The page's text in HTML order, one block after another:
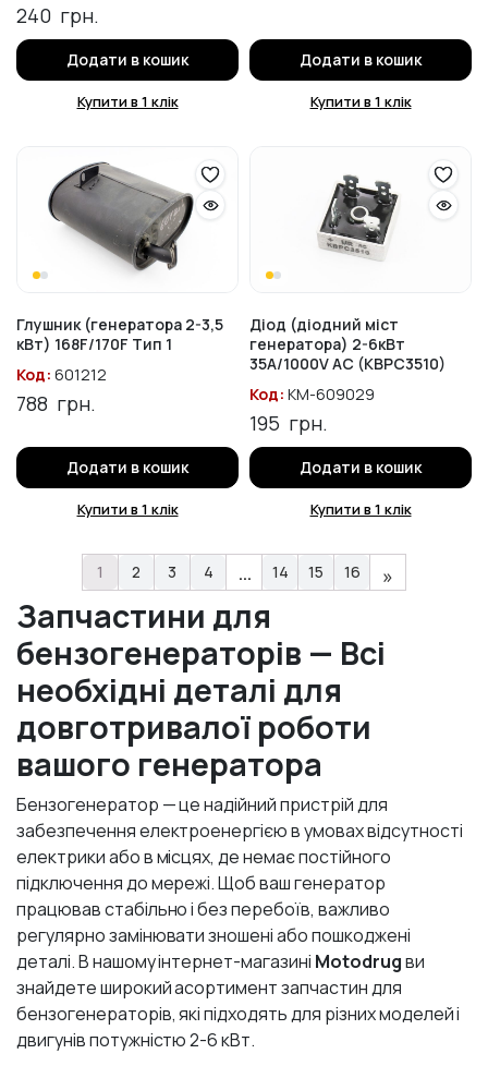
240 грн.
Додати в кошик
Купити в 1 клік
Додати в кошик
Купити в 1 клік
Глушник (генератора 2-3,5
кВт) 168F/170F Тип 1
Код: 601212
788 грн.
Додати в кошик
Купити в 1 клік
Діод (діодний міст
генератора) 2-6кВт
35A/1000V AC (KBPC3510)
Код: KM-609029
195 грн.
Додати в кошик
Купити в 1 клік
1 2 3 4 … 14 15 16 »
Запчастини для
бензогенераторів — Всі
необхідні деталі для
довготривалої роботи
вашого генератора
Бензогенератор — це надійний пристрій для
забезпечення електроенергією в умовах відсутності
електрики або в місцях, де немає постійного
підключення до мережі. Щоб ваш генератор
працював стабільно і без перебоїв, важливо
регулярно замінювати зношені або пошкоджені
деталі. В нашому інтернет-магазині Motodrugви
знайдете широкий асортимент запчастин для
бензогенераторів, які підходять для різних моделей і
двигунів потужністю 2-6 кВт.